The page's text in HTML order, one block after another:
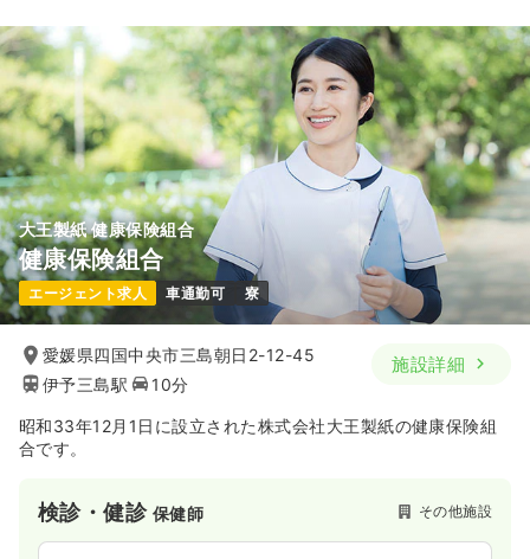
大王製紙 健康保険組合
健康保険組合
エージェント求人 車通勤可 寮
愛媛県四国中央市三島朝日2-12-45
伊予三島駅
10分
施設詳細
昭和33年12月1日に設立された株式会社大王製紙の健康保険組
合です。
検診・健診 保健師 その他施設